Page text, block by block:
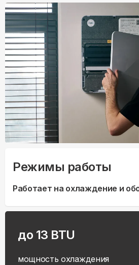
Режимы работы
Работает на охлаждение и
до 13 BTU
мощность охлаждения